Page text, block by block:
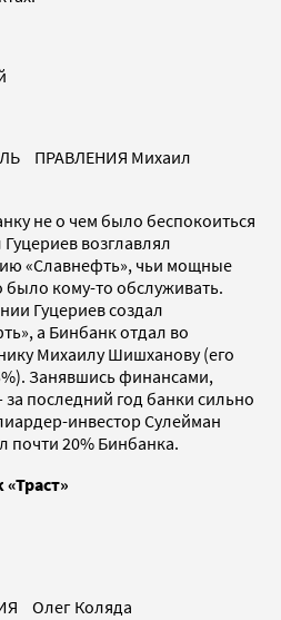
ПРАВЛЕНИЯ Михаил
не о чем было беспокоиться
возглавлял
«Славнефть», чьи мощные
кому-то обслуживать.
Гуцериев создал
а Бинбанк отдал во
Михаилу Шишханову (его
Занявшись финансами,
последний год банки сильно
инвестор Сулейман
почти 20% Бинбанка.
Олег Коляда